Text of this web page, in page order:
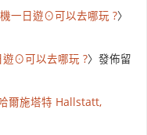
機一日遊⊙可以去哪玩 ?〉
遊⊙可以去哪玩 ?〉發佈留
爾施塔特 Hallstatt,